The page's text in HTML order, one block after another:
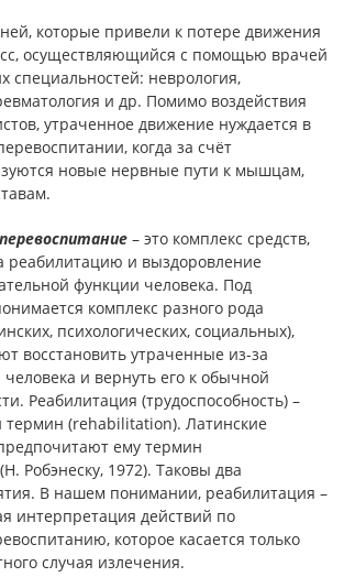
которые привели к потере движения
осуществляющийся с помощью врачей
специальностей: неврология,
и др. Помимо воздействия
утраченное движение нуждается в
когда за счёт
новые нервные пути к мышцам,
– это комплекс средств,
реабилитацию и выздоровление
функции человека. Под
комплекс разного рода
психологических, социальных),
восстановить утраченные из-за
и вернуть его к обычной
Реабилитация (трудоспособность) –
термин (rehabilitation). Латинские
ему термин
Робэнеску, 1972). Таковы два
В нашем понимании, реабилитация –
интерпретация действий по
которое касается только
случая излечения.